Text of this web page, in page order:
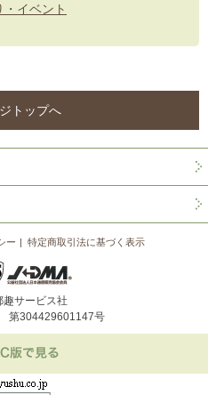
・イベント
トップへ
ー 特定商取引法に基づく表示
趣サービス社
第304429601147号